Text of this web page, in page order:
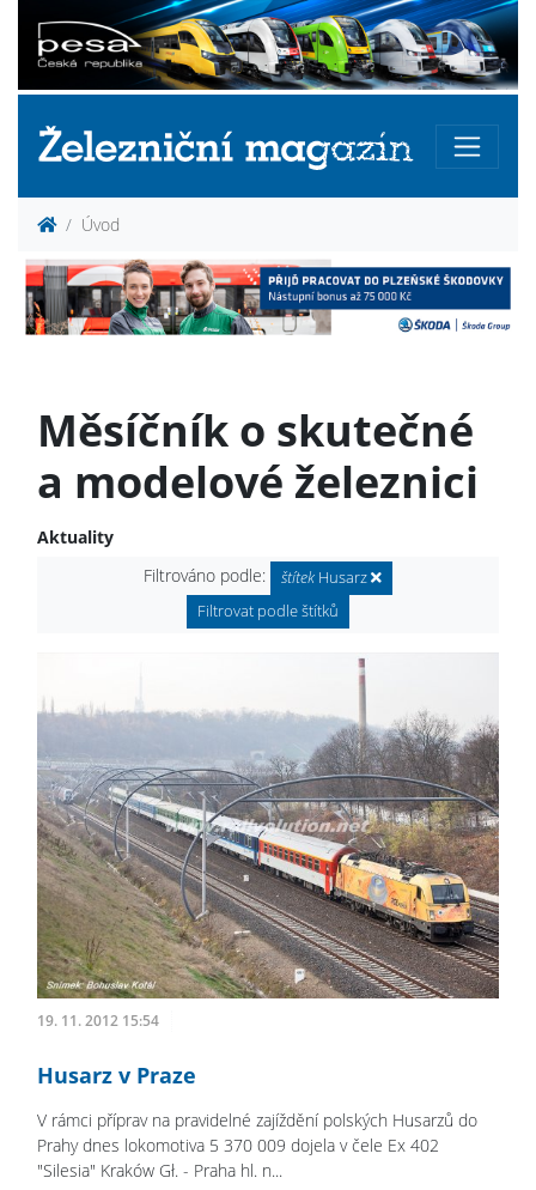
Úvod
Měsíčník o skutečné
a modelové železnici
Aktuality
Filtrováno podle:
štítek Husarz
Filtrovat podle štítků
19. 11. 2012 15:54
Husarz v Praze
V rámci příprav na pravidelné zajíždění polských Husarzů do
Prahy dnes lokomotiva 5 370 009 dojela v čele Ex 402
"Silesia" Kraków Gł. - Praha hl. n...